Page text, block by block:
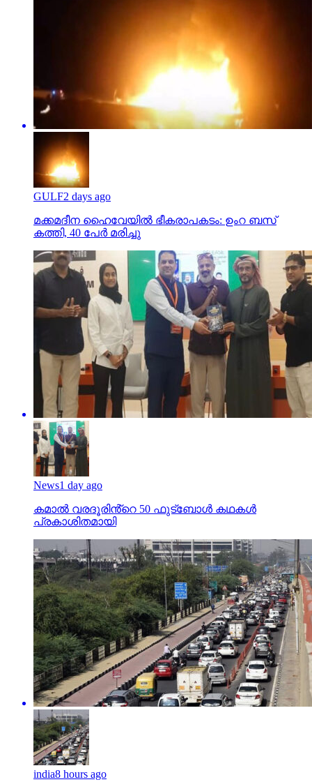
GULF2 days ago
മക്കമദീന ഹൈവേയില്‍ ഭീകരാപകടം: ഉംറ ബസ്
കത്തി, 40 പേര്‍ മരിച്ചു
News1 day ago
കമാൽ വരദൂരിൻ്റെ 50 ഫുട്ബോൾ കഥകൾ
പ്രകാശിതമായി
india8 hours ago